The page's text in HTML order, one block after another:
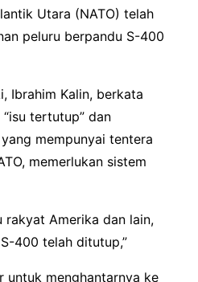
Utara (NATO) telah
peluru berpandu S-400
Ibrahim Kalin, berkata
tertutup” dan
mempunyai tentera
memerlukan sistem
rakyat Amerika dan lain,
400 telah ditutup,”
untuk menghantarnya ke